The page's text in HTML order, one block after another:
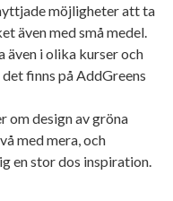
möjligheter att ta
även med små medel.
även i olika kurser och
finns på AddGreens
om design av gröna
med mera, och
en stor dos inspiration.